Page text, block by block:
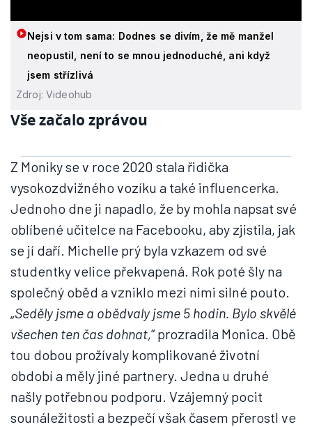
Nejsi v tom sama: Dodnes se divím, že mě manžel
neopustil, není to se mnou jednoduché, ani když
jsem střízlivá
Zdroj: Videohub
Vše začalo zprávou
Z Moniky se v roce 2020 stala řidička
vysokozdvižného vozíku a také influencerka.
Jednoho dne ji napadlo, že by mohla napsat své
oblíbené učitelce na Facebooku, aby zjistila, jak
se jí daří. Michelle prý byla vzkazem od své
studentky velice překvapená. Rok poté šly na
společný oběd a vzniklo mezi nimi silné pouto.
„Seděly jsme a obědvaly jsme 5 hodin. Bylo skvělé
všechen ten čas dohnat,“ prozradila Monica. Obě
tou dobou prožívaly komplikované životní
období a měly jiné partnery. Jedna u druhé
našly potřebnou podporu. Vzájemný pocit
sounáležitosti a bezpečí však časem přerostl ve